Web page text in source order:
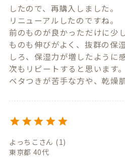
したので、再購入しました。
リニューアルしたのですね。
前のものが良かっただけに少
ものも伸びがよく、抜群の保
しろ、保湿力が増したように
次もリピートすると思います。
ベタつきが苦手な方や、乾燥
よっちこ 1
東京都 40代